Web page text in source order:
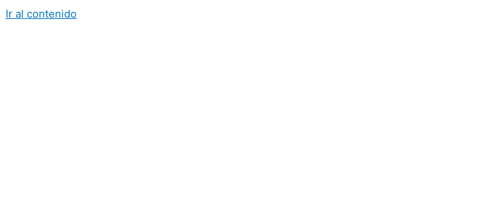
Ir al contenido